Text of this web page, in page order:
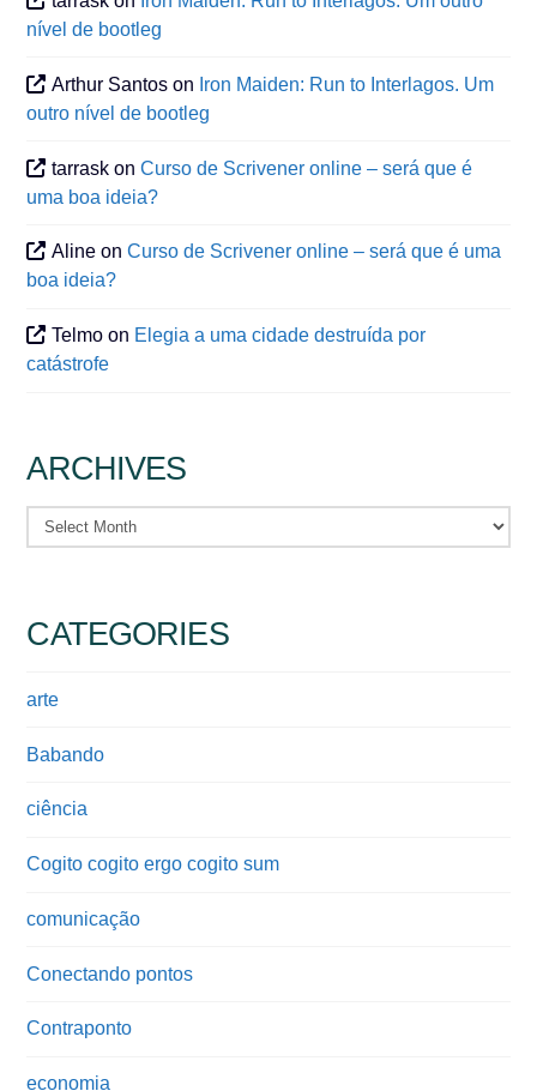
nível de bootleg
Arthur Santos on Iron Maiden: Run to Interlagos. Um
outro nível de bootleg
tarrask onCurso de Scrivener online – será que é
uma boa ideia?
Aline onCurso de Scrivener online – será que é uma
boa ideia?
Telmo on Elegia a uma cidade destruída por
catástrofe
ARCHIVES
Archives
CATEGORIES
arte
Babando
ciência
Cogito cogito ergo cogito sum
comunicação
Conectando pontos
Contraponto
economia